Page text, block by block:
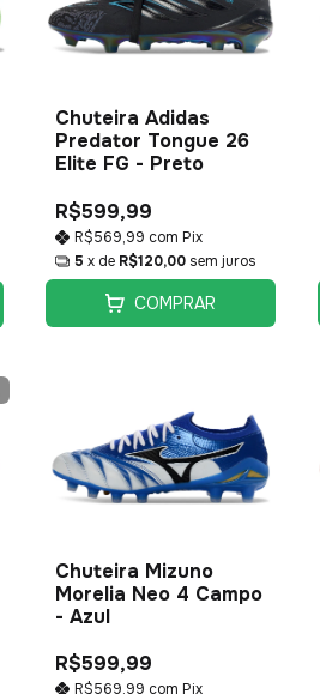
Chuteira Adidas
Predator Tongue 26
Elite FG - Preto
R$599,99
R$569,99 com Pix
5 x de R$120,00 sem juros
COMPRAR
Chuteira Mizuno
Morelia Neo 4 Campo
- Azul
R$599,99
R$569,99 com Pix